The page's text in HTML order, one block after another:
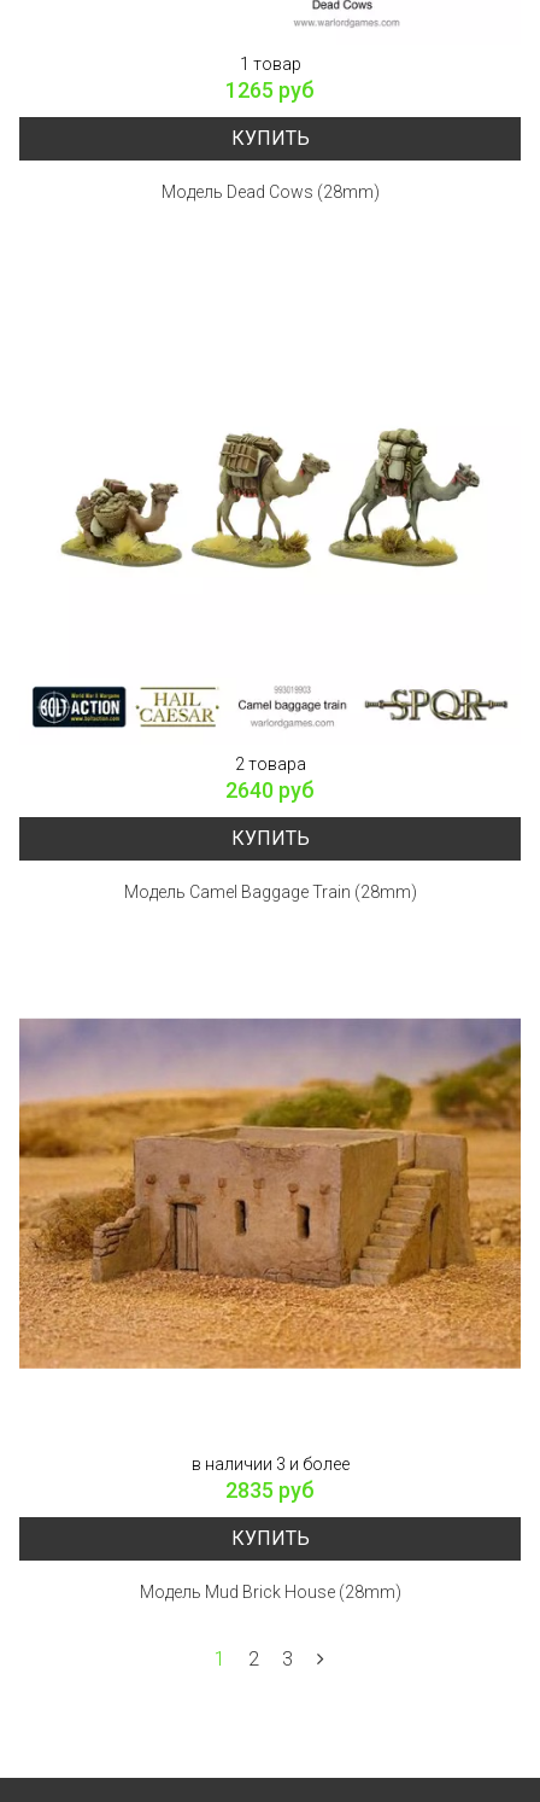
1 товар
1265 руб
КУПИТЬ
Модель Dead Cows (28mm)
2 товара
2640 руб
КУПИТЬ
Модель Camel Baggage Train (28mm)
в наличии 3 и более
2835 руб
КУПИТЬ
Модель Mud Brick House (28mm)
1 2 3